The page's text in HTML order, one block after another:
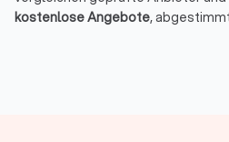
kostenlose Angebote,